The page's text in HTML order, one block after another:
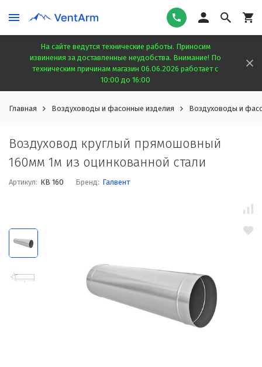
На сайте ведутся технические работы. Приносим
извинения за доставленные неудобства. Внимание! По
техническим причинам магазин 06.06.2026 работает с
10:00 до 16:00
Главная Воздуховоды и фасонные изделия Воздуховоды и
Воздуховод круглый прямошовный
160мм 1м из оцинкованной стали
Артикул: КВ 160 Бренд: Галвент